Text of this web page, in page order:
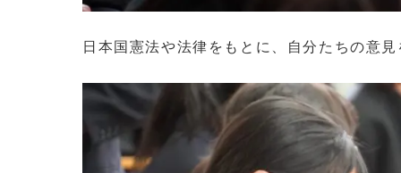
日本国憲法や法律をもとに、自分たちの意